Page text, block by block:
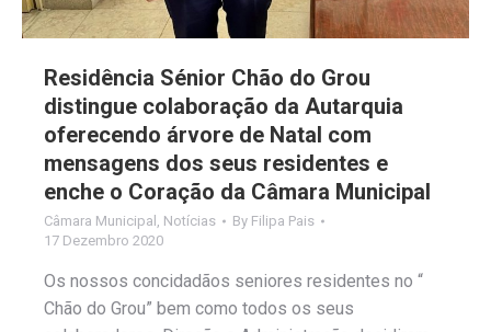
Residência Sénior Chão do Grou
distingue colaboração da Autarquia
oferecendo árvore de Natal com
mensagens dos seus residentes e
enche o Coração da Câmara Municipal
Câmara Municipal , Notícias By Filipa Pais
17 Dezembro 2020
Os nossos concidadãos seniores residentes no “
Chão do Grou” bem como todos os seus